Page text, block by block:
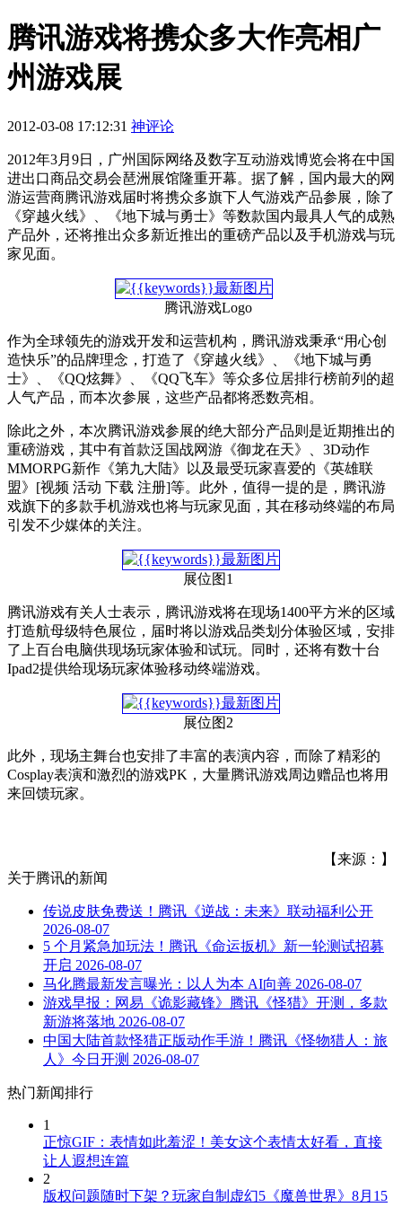
腾讯游戏将携众多大作亮相广
州游戏展
2012-03-08 17:12:31 神评论
2012年3月9日，广州国际网络及数字互动游戏博览会将在中国
进出口商品交易会琶洲展馆隆重开幕。据了解，国内最大的网
游运营商腾讯游戏届时将携众多旗下人气游戏产品参展，除了
《穿越火线》、《地下城与勇士》等数款国内最具人气的成熟
产品外，还将推出众多新近推出的重磅产品以及手机游戏与玩
家见面。
腾讯游戏Logo
作为全球领先的游戏开发和运营机构，腾讯游戏秉承“用心创
造快乐”的品牌理念，打造了《穿越火线》、《地下城与勇
士》、《QQ炫舞》、《QQ飞车》等众多位居排行榜前列的超
人气产品，而本次参展，这些产品都将悉数亮相。
除此之外，本次腾讯游戏参展的绝大部分产品则是近期推出的
重磅游戏，其中有首款泛国战网游《御龙在天》、3D动作
MMORPG新作《第九大陆》以及最受玩家喜爱的《英雄联
盟》[视频 活动 下载 注册]等。此外，值得一提的是，腾讯游
戏旗下的多款手机游戏也将与玩家见面，其在移动终端的布局
引发不少媒体的关注。
展位图1
腾讯游戏有关人士表示，腾讯游戏将在现场1400平方米的区域
打造航母级特色展位，届时将以游戏品类划分体验区域，安排
了上百台电脑供现场玩家体验和试玩。同时，还将有数十台
Ipad2提供给现场玩家体验移动终端游戏。
展位图2
此外，现场主舞台也安排了丰富的表演内容，而除了精彩的
Cosplay表演和激烈的游戏PK，大量腾讯游戏周边赠品也将用
来回馈玩家。
【来源：】
关于腾讯的新闻
传说皮肤免费送！腾讯《逆战：未来》联动福利公开
2026-08-07
5 个月紧急加玩法！腾讯《命运扳机》新一轮测试招募
开启 2026-08-07
马化腾最新发言曝光：以人为本 AI向善 2026-08-07
游戏早报：网易《诡影藏锋》腾讯《怪猎》开测，多款
新游将落地 2026-08-07
中国大陆首款怪猎正版动作手游！腾讯《怪物猎人：旅
人》今日开测 2026-08-07
热门新闻排行
1
正惊GIF：表情如此羞涩！美女这个表情太好看，直接
让人遐想连篇
2
版权问题随时下架？玩家自制虚幻5《魔兽世界》8月15